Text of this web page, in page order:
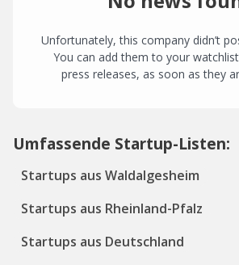
Unfortunately, this company didn’t
You can add them to your
press releases, as soon as they
Umfassende Startup-Listen:
Startups aus Waldalgesheim
Startups aus Rheinland-Pfalz
Startups aus Deutschland